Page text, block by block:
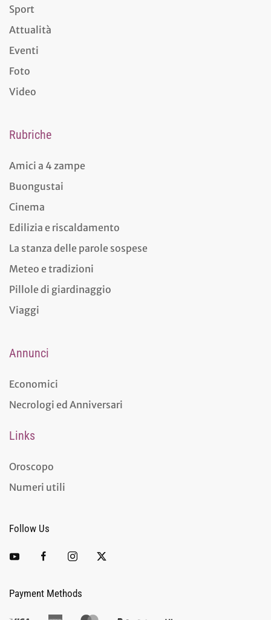
Sport
Attualità
Eventi
Foto
Video
Rubriche
Amici a 4 zampe
Buongustai
Cinema
Edilizia e riscaldamento
La stanza delle parole sospese
Meteo e tradizioni
Pillole di giardinaggio
Viaggi
Annunci
Economici
Necrologi ed Anniversari
Links
Oroscopo
Numeri utili
Follow Us
Payment Methods